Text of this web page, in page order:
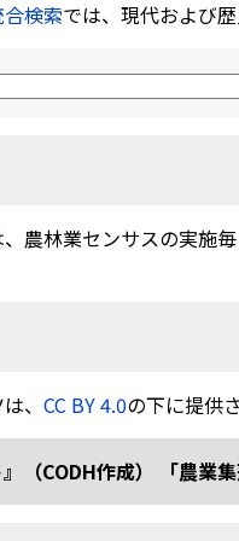
検索では、現代および
、農林業センサスの実施
、 CC BY 4.0の下に提供
』（CODH作成） 「農